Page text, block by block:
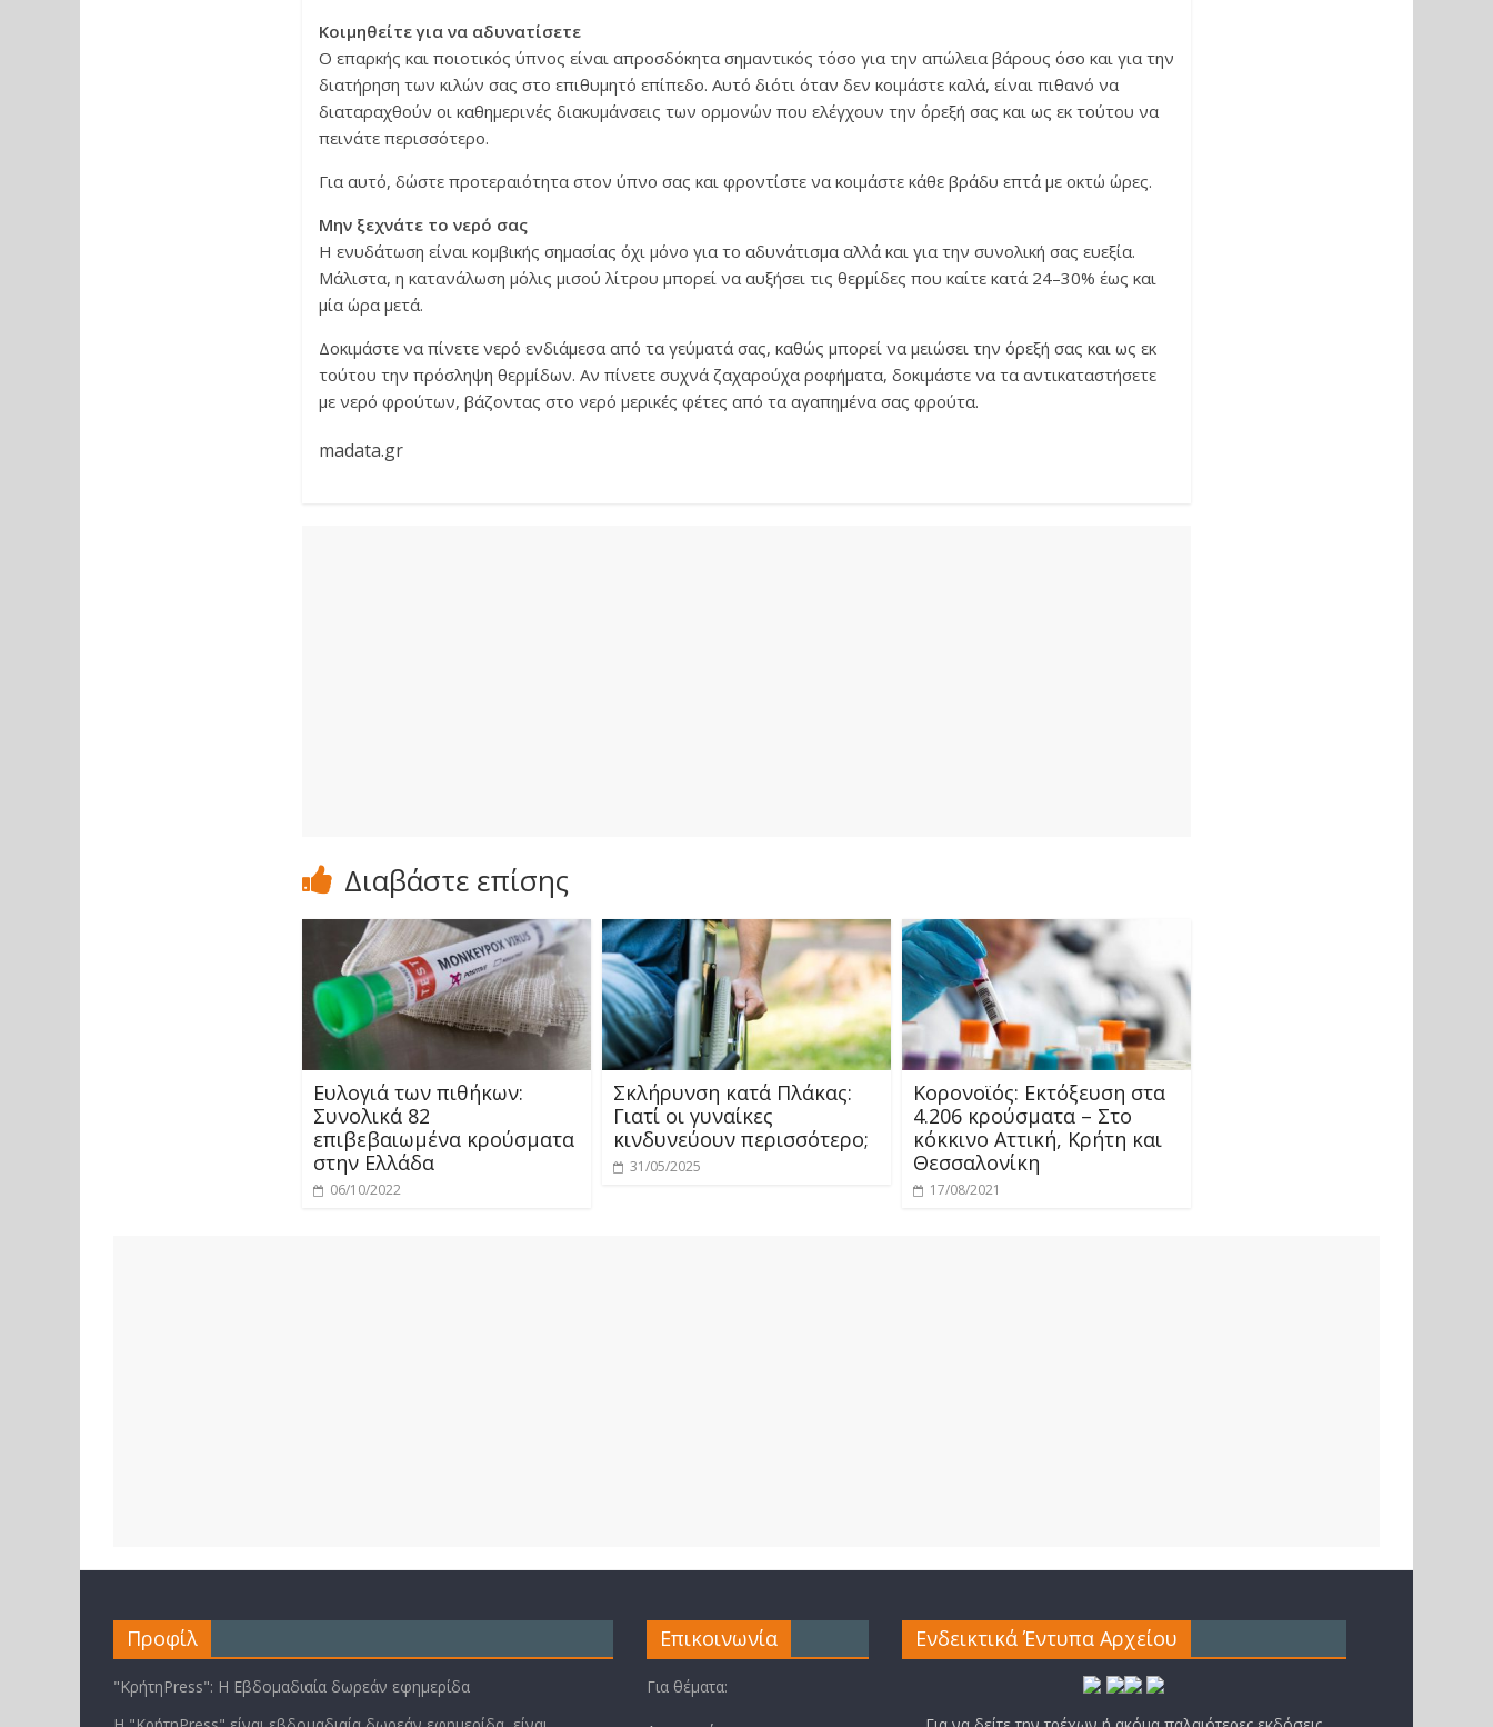
Κοιμηθείτε για να αδυνατίσετε
Ο επαρκής και ποιοτικός ύπνος είναι απροσδόκητα σημαντικός τόσο για την απώλεια βάρους όσο και για την
διατήρηση των κιλών σας στο επιθυμητό επίπεδο. Αυτό διότι όταν δεν κοιμάστε καλά, είναι πιθανό να
διαταραχθούν οι καθημερινές διακυμάνσεις των ορμονών που ελέγχουν την όρεξή σας και ως εκ τούτου να
πεινάτε περισσότερο.
Για αυτό, δώστε προτεραιότητα στον ύπνο σας και φροντίστε να κοιμάστε κάθε βράδυ επτά με οκτώ ώρες.
Μην ξεχνάτε το νερό σας
Η ενυδάτωση είναι κομβικής σημασίας όχι μόνο για το αδυνάτισμα αλλά και για την συνολική σας ευεξία.
Μάλιστα, η κατανάλωση μόλις μισού λίτρου μπορεί να αυξήσει τις θερμίδες που καίτε κατά 24–30% έως και
μία ώρα μετά.
Δοκιμάστε να πίνετε νερό ενδιάμεσα από τα γεύματά σας, καθώς μπορεί να μειώσει την όρεξή σας και ως εκ
τούτου την πρόσληψη θερμίδων. Αν πίνετε συχνά ζαχαρούχα ροφήματα, δοκιμάστε να τα αντικαταστήσετε
με νερό φρούτων, βάζοντας στο νερό μερικές φέτες από τα αγαπημένα σας φρούτα.
madata.gr
Διαβάστε επίσης
Ευλογιά των πιθήκων:
Συνολικά 82
επιβεβαιωμένα κρούσματα
στην Ελλάδα
06/10/2022
Σκλήρυνση κατά Πλάκας:
Γιατί οι γυναίκες
κινδυνεύουν περισσότερο;
31/05/2025
Κορονοϊός: Εκτόξευση στα
4.206 κρούσματα – Στο
κόκκινο Αττική, Κρήτη και
Θεσσαλονίκη
17/08/2021
Προφίλ
"ΚρήτηPress": Η Εβδομαδιαία δωρεάν εφημερίδα
Επικοινωνία
Για θέματα:
Ενδεικτικά Έντυπα Αρχείου